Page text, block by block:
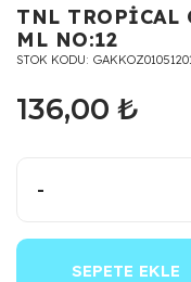
TNL TROPİCAL
ML NO:12
STOK KODU
136,00 ₺
-
SEPETE EKLE